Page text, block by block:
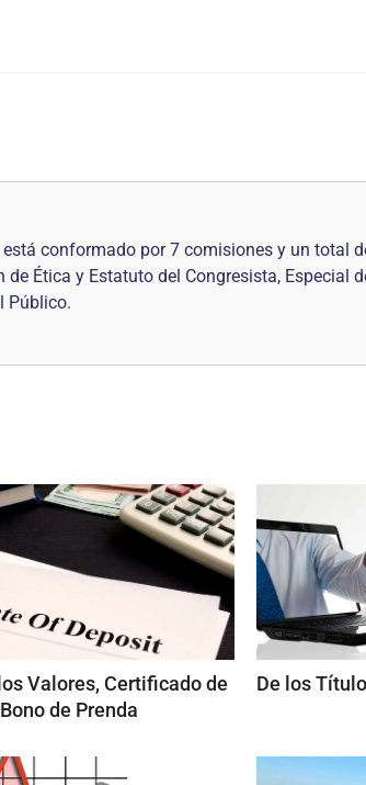
conformado por 7 comisiones y un total
Ética y Estatuto del Congresista,
Público.
Valores, Certificado de
de Prenda
De los